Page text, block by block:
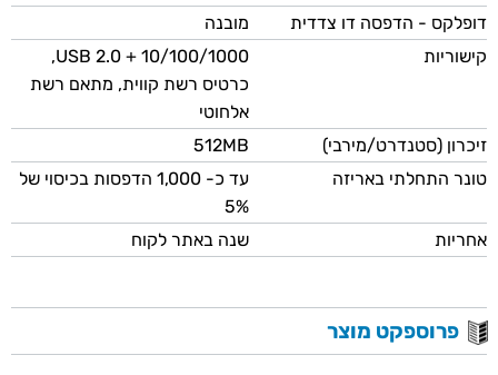
דופלקס - הדפסה דו צדדית
מובנה
קישוריות
10/100/1000 + USB 2.0,
כרטיס רשת קווית, מתאם רשת
אלחוטי
זיכרון (סטנדרט/מירבי)
512MB
טונר התחלתי באריזה
עד כ- 1,000 הדפסות בכיסוי של
5%
אחריות
שנה באתר לקוח
פרוספקט מוצר